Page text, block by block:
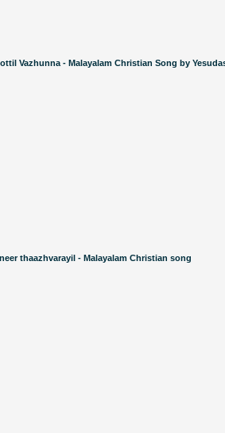
Vazhunna - Malayalam Christian Song by
thaazhvarayil - Malayalam Christian song